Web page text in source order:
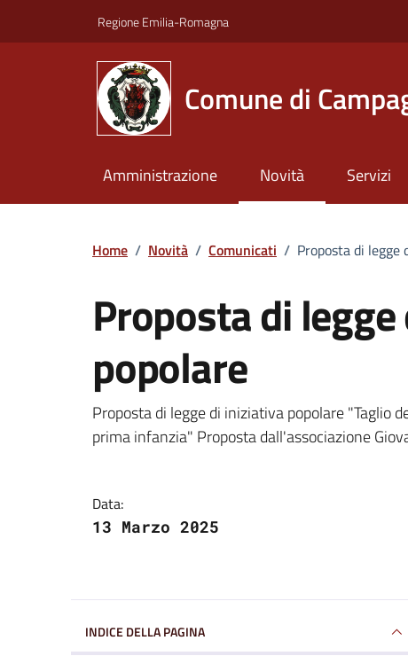
Regione Emilia-Romagna
Comune di
Amministrazione Novità Servizi
Home / Novità / Comunicati / Proposta di
Proposta di
popolare
Dettagli della notizia
Proposta di legge di iniziativa popolare "Taglio
prima infanzia" Proposta dall'associazione
Data:
13 Marzo 2025
INDICE DELLA PAGINA